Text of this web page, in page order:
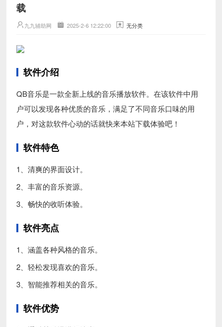
载
九九辅助网 2025-2-6 12:22:00 无分类
软件介绍
QB音乐是一款全新上线的音乐播放软件。在该软件中用
户可以发现各种优质的音乐，满足了不同音乐口味的用
户，对这款软件心动的话就快来本站下载体验吧！
软件特色
1、清爽的界面设计。
2、丰富的音乐资源。
3、畅快的收听体验。
软件亮点
1、涵盖各种风格的音乐。
2、轻松发现喜欢的音乐。
3、智能推荐相关的音乐。
软件优势